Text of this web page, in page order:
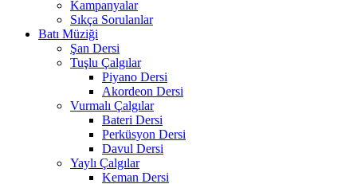
Kampanyalar
Sıkça Sorulanlar
Batı Müziği
Şan Dersi
Tuşlu Çalgılar
Piyano Dersi
Akordeon Dersi
Vurmalı Çalgılar
Bateri Dersi
Perküsyon Dersi
Davul Dersi
Yaylı Çalgılar
Keman Dersi